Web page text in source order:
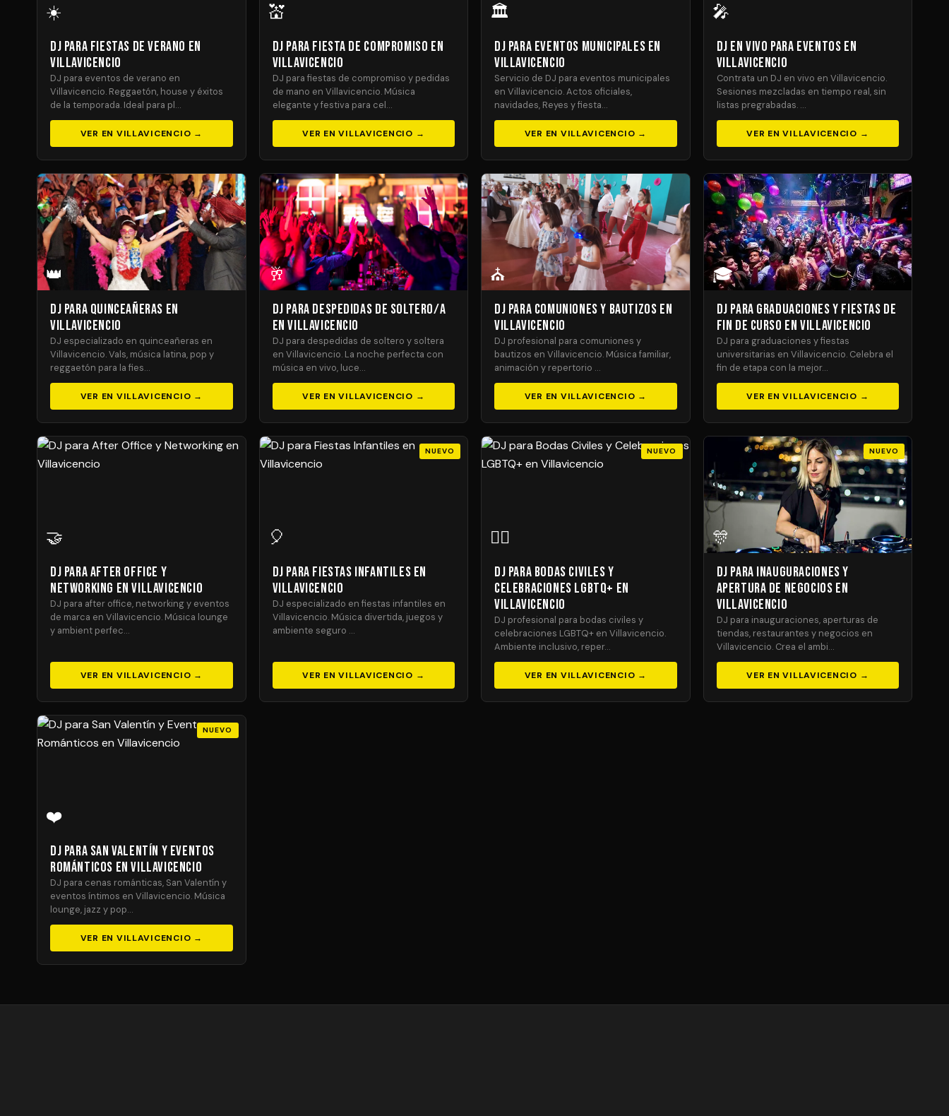
☀️
DJ para Fiestas de Verano en
Villavicencio
DJ para eventos de verano en
Villavicencio. Reggaetón, house y éxitos
de la temporada. Ideal para pl…
VER EN VILLAVICENCIO →
💒
DJ para Fiesta de Compromiso en
Villavicencio
DJ para fiestas de compromiso y pedidas
de mano en Villavicencio. Música
elegante y festiva para cel…
VER EN VILLAVICENCIO →
🏛️
DJ para Eventos Municipales en
Villavicencio
Servicio de DJ para eventos municipales
en Villavicencio. Actos oficiales,
navidades, Reyes y fiesta…
VER EN VILLAVICENCIO →
🎤
DJ En Vivo para Eventos en
Villavicencio
Contrata un DJ en vivo en Villavicencio.
Sesiones mezcladas en tiempo real, sin
listas pregrabadas. …
VER EN VILLAVICENCIO →
👑
DJ para Quinceañeras en
Villavicencio
DJ especializado en quinceañeras en
Villavicencio. Vals, música latina, pop y
reggaetón para la fies…
VER EN VILLAVICENCIO →
🥂
DJ para Despedidas de Soltero/a
en Villavicencio
DJ para despedidas de soltero y soltera
en Villavicencio. La noche perfecta con
música en vivo, luce…
VER EN VILLAVICENCIO →
⛪
DJ para Comuniones y Bautizos en
Villavicencio
DJ profesional para comuniones y
bautizos en Villavicencio. Música familiar,
animación y repertorio …
VER EN VILLAVICENCIO →
🎓
DJ para Graduaciones y Fiestas de
Fin de Curso en Villavicencio
DJ para graduaciones y fiestas
universitarias en Villavicencio. Celebra el
fin de etapa con la mejor…
VER EN VILLAVICENCIO →
🤝
DJ para After Office y
Networking en Villavicencio
DJ para after office, networking y eventos
de marca en Villavicencio. Música lounge
y ambient perfec…
VER EN VILLAVICENCIO →
NUEVO
🎈
DJ para Fiestas Infantiles en
Villavicencio
DJ especializado en fiestas infantiles en
Villavicencio. Música divertida, juegos y
ambiente seguro …
VER EN VILLAVICENCIO →
NUEVO
🏳️‍🌈
DJ para Bodas Civiles y
Celebraciones LGBTQ+ en
Villavicencio
DJ profesional para bodas civiles y
celebraciones LGBTQ+ en Villavicencio.
Ambiente inclusivo, reper…
VER EN VILLAVICENCIO →
NUEVO
🎊
DJ para Inauguraciones y
Apertura de Negocios en
Villavicencio
DJ para inauguraciones, aperturas de
tiendas, restaurantes y negocios en
Villavicencio. Crea el ambi…
VER EN VILLAVICENCIO →
NUEVO
❤️
DJ para San Valentín y Eventos
Románticos en Villavicencio
DJ para cenas románticas, San Valentín y
eventos íntimos en Villavicencio. Música
lounge, jazz y pop…
VER EN VILLAVICENCIO →